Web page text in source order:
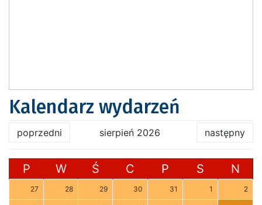
Kalendarz wydarzeń
poprzedni sierpień 2026 następny
P W Ś C P S N
27 28 29 30 31 1 2